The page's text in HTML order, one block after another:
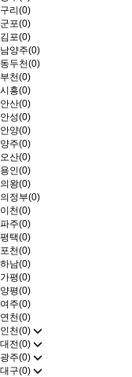
구리(0)
군포(0)
김포(0)
남양주(0)
동두천(0)
부천(0)
시흥(0)
안산(0)
안성(0)
안양(0)
양주(0)
오산(0)
용인(0)
의왕(0)
의정부(0)
이천(0)
파주(0)
평택(0)
포천(0)
하남(0)
가평(0)
양평(0)
여주(0)
연천(0)
인천(0)
대전(0)
광주(0)
대구(0)